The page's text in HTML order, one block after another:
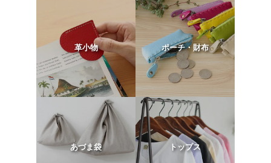
革小物 ポーチ・財布
あづま袋 トップス